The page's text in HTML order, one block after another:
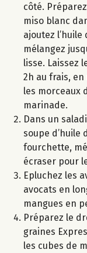
côté.
miso blanc
ajoutez
mélangez
lisse. Laissez
2h au frais,
les morceaux
marinade.
Dans un
soupe d’huile
fourchette,
écraser pour
Epluchez les
avocats en
mangues en
Préparez le
graines
les cubes de